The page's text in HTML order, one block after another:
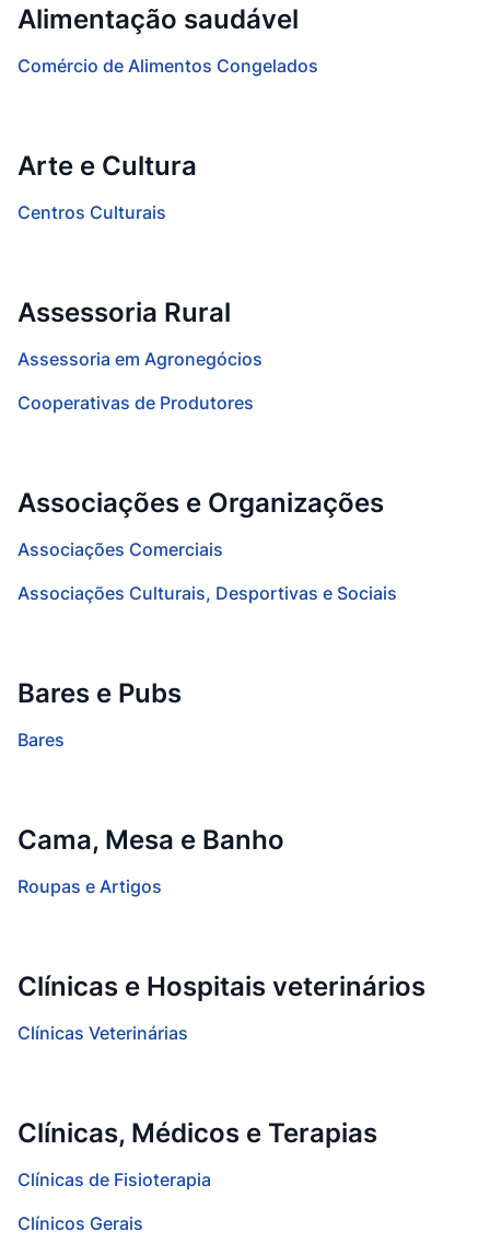
Alimentação saudável
Comércio de Alimentos Congelados
Arte e Cultura
Centros Culturais
Assessoria Rural
Assessoria em Agronegócios
Cooperativas de Produtores
Associações e Organizações
Associações Comerciais
Associações Culturais, Desportivas e Sociais
Bares e Pubs
Bares
Cama, Mesa e Banho
Roupas e Artigos
Clínicas e Hospitais veterinários
Clínicas Veterinárias
Clínicas, Médicos e Terapias
Clínicas de Fisioterapia
Clínicos Gerais